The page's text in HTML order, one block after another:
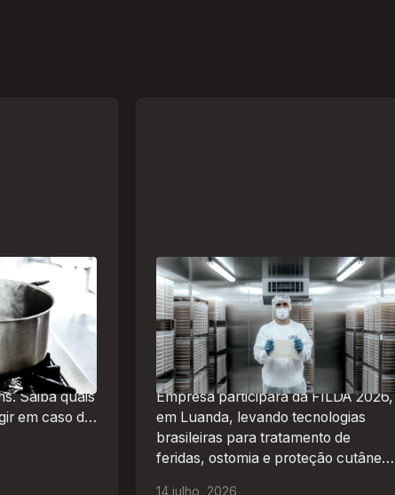
risco
de casa
ele,
espantar o
Saiba quais
em caso de
A paranaense Vuelo Pharma é
uma das 13 empresas brasileiras
selecionadas para representar o
Brasil na maior feira de negócios
de Angola
Empresa participará da FILDA 2026,
em Luanda, levando tecnologias
brasileiras para tratamento de
feridas, ostomia e proteção cutânea
14 julho 2026